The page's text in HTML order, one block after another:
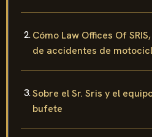
Cómo Law Offices Of
de accidentes de
Sobre el Sr. Sris y el
bufete